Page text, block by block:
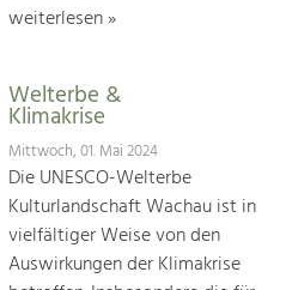
weiterlesen »
Welterbe &
Klimakrise
Mittwoch, 01. Mai 2024
Die UNESCO-Welterbe
Kulturlandschaft Wachau ist in
vielfältiger Weise von den
Auswirkungen der Klimakrise